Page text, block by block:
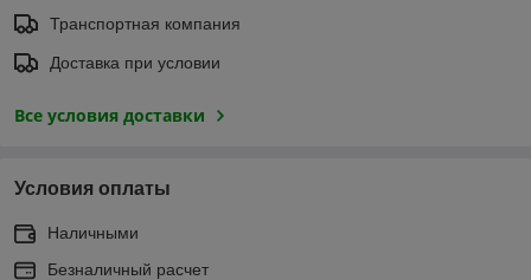
Транспортная компания
Доставка при условии
Все условия доставки
Условия оплаты
Наличными
Безналичный расчет